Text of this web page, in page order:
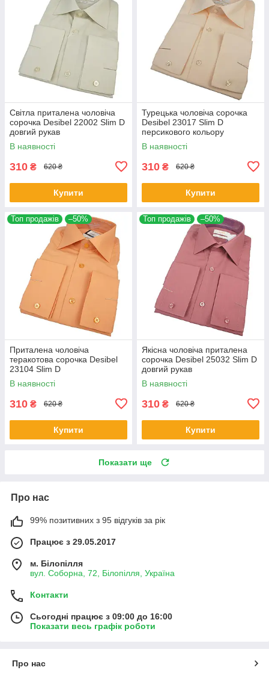
Світла приталена чоловіча
сорочка Desibel 22002 Slim D
довгий рукав
В наявності
310 ₴ 620 ₴
Купити
Турецька чоловіча сорочка
Desibel 23017 Slim D
персикового кольору
В наявності
310 ₴ 620 ₴
Купити
Топ продажів –50%
Приталена чоловіча
теракотова сорочка Desibel
23104 Slim D
В наявності
310 ₴ 620 ₴
Купити
Топ продажів –50%
Якісна чоловіча приталена
сорочка Desibel 25032 Slim D
довгий рукав
В наявності
310 ₴ 620 ₴
Купити
Показати ще
Про нас
99% позитивних з 95 відгуків за рік
Працює з 29.05.2017
м. Білопілля
вул. Соборна, 72, Білопілля, Україна
Контакти
Сьогодні працює з 09:00 до 16:00
Показати весь графік роботи
Про нас